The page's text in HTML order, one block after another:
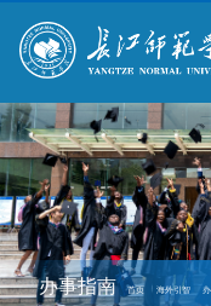
办事指南 首页 海外引智